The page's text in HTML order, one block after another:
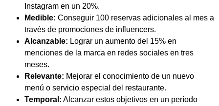
Instagram en un 20%.
Medible: Conseguir 100 reservas adicionales al mes a
través de promociones de influencers.
Alcanzable: Lograr un aumento del 15% en
menciones de la marca en redes sociales en tres
meses.
Relevante: Mejorar el conocimiento de un nuevo
menú o servicio especial del restaurante.
Temporal: Alcanzar estos objetivos en un período